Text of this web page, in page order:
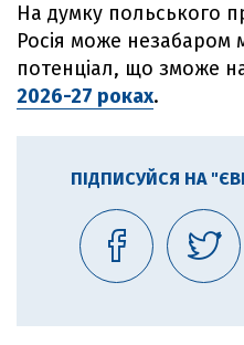
На думку польського
Росія може незабаром
потенціал, що зможе
2026-27 роках.
ПІДПИСУЙСЯ НА